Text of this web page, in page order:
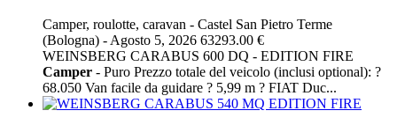
Camper, roulotte, caravan - Castel San Pietro Terme
(Bologna) - Agosto 5, 2026 63293.00 €
WEINSBERG CARABUS 600 DQ - EDITION FIRE
Camper - Puro Prezzo totale del veicolo (inclusi optional): ?
68.050 Van facile da guidare ? 5,99 m ? FIAT Duc...